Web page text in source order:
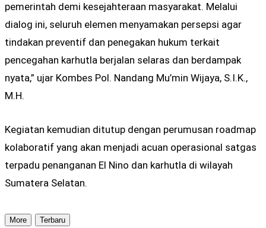
pemerintah demi kesejahteraan masyarakat. Melalui
dialog ini, seluruh elemen menyamakan persepsi agar
tindakan preventif dan penegakan hukum terkait
pencegahan karhutla berjalan selaras dan berdampak
nyata,” ujar Kombes Pol. Nandang Mu’min Wijaya, S.I.K.,
M.H.
Kegiatan kemudian ditutup dengan perumusan roadmap
kolaboratif yang akan menjadi acuan operasional satgas
terpadu penanganan El Nino dan karhutla di wilayah
Sumatera Selatan.
More Terbaru